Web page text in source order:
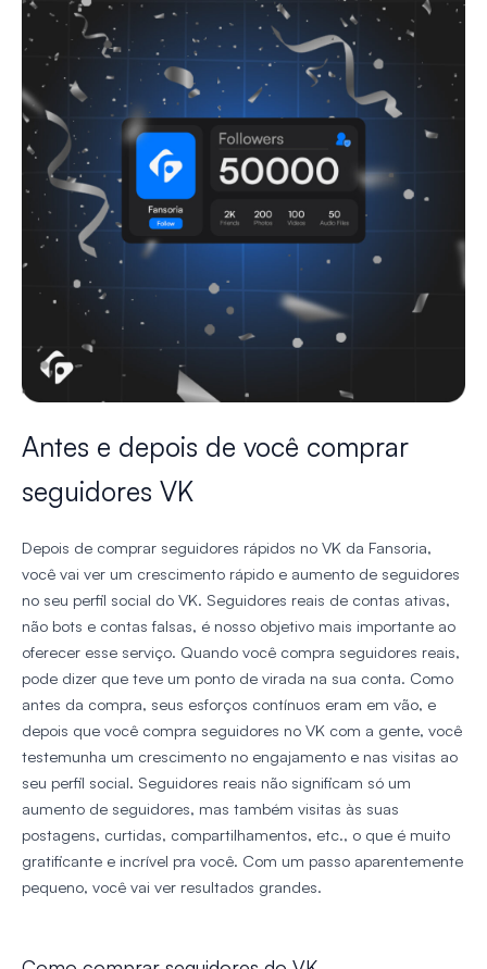
Antes e depois de você comprar
seguidores VK
Depois de comprar seguidores rápidos no VK da Fansoria,
você vai ver um crescimento rápido e aumento de seguidores
no seu perfil social do VK. Seguidores reais de contas ativas,
não bots e contas falsas, é nosso objetivo mais importante ao
oferecer esse serviço. Quando você compra seguidores reais,
pode dizer que teve um ponto de virada na sua conta. Como
antes da compra, seus esforços contínuos eram em vão, e
depois que você compra seguidores no VK com a gente, você
testemunha um crescimento no engajamento e nas visitas ao
seu perfil social. Seguidores reais não significam só um
aumento de seguidores, mas também visitas às suas
postagens, curtidas, compartilhamentos, etc., o que é muito
gratificante e incrível pra você. Com um passo aparentemente
pequeno, você vai ver resultados grandes.